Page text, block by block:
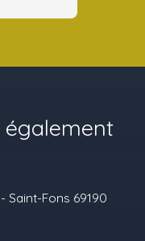
également